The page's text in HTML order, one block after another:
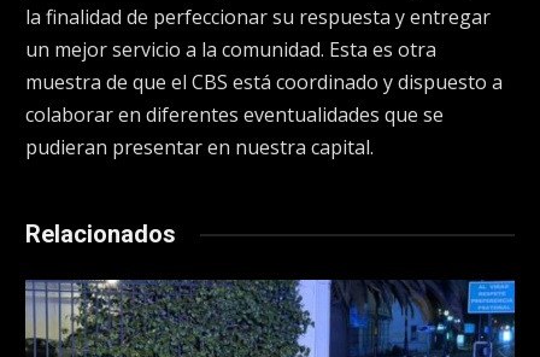
la finalidad de perfeccionar su respuesta y entregar
un mejor servicio a la comunidad. Esta es otra
muestra de que el CBS está coordinado y dispuesto a
colaborar en diferentes eventualidades que se
pudieran presentar en nuestra capital.
Relacionados